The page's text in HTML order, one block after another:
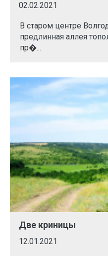
02.02.2021
В старом центре
предлинная аллея
пр�...
Две криницы
12.01.2021